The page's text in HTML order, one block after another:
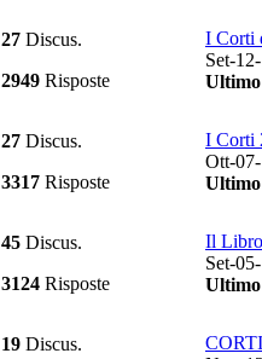
27 Discus.
2949 Risposte
I Corti
Set-
Ultimo
27 Discus.
3317 Risposte
I Corti
Ott-
Ultimo
45 Discus.
3124 Risposte
Il
Set-
Ultimo
19 Discus.